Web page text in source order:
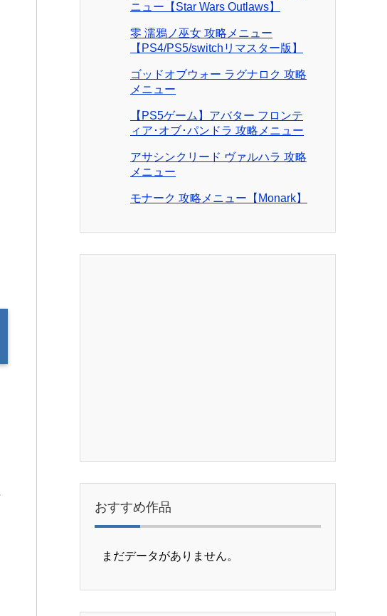
ニュー【Star Wars Outlaws】
零 濡鴉ノ巫女 攻略メニュー
【PS4/PS5/switchリマスター版】
ゴッドオブウォー ラグナロク 攻略
メニュー
【PS5ゲーム】アバター フロンテ
ィア･オブ･パンドラ 攻略メニュー
アサシンクリード ヴァルハラ 攻略
メニュー
モナーク 攻略メニュー【Monark】
おすすめ作品
まだデータがありません。